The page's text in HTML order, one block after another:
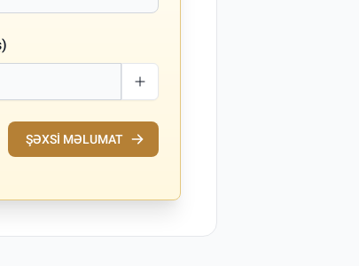
ŞƏXSI MƏLUMAT